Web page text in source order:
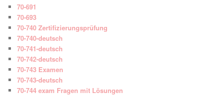
70-691
70-693
70-740 Zertifizierungsprüfung
70-740-deutsch
70-741-deutsch
70-742-deutsch
70-743 Examen
70-743-deutsch
70-744 exam Fragen mit Lösungen